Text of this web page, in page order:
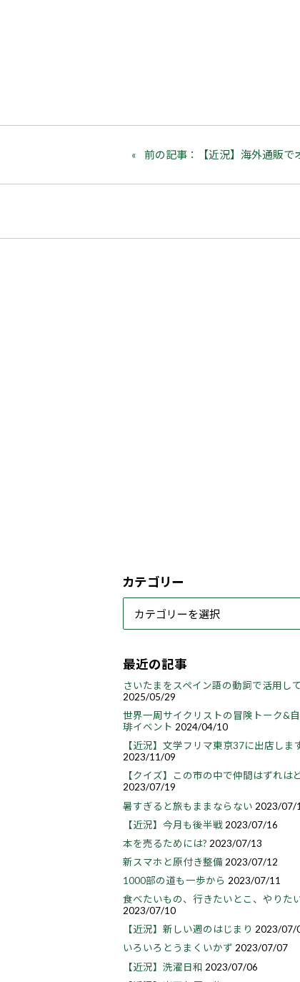
前の記事：【近況】海外通販で
カテゴリー
最近の記事
さいたまをスペイン語の動詞で活用し
2025/05/29
世界一周サイクリストの冒険トーク&
琲イベント 2024/04/10
【近況】文学フリマ東京37に出店しま
2023/11/09
【クイズ】この市の中で仲間はずれは
2023/07/19
暑すぎると旅もままならない 2023/07/
【近況】今月も後半戦 2023/07/16
本を売るためには? 2023/07/13
新スマホと原付き整備 2023/07/12
1000部の道も一歩から 2023/07/11
食べたいもの、行きたいとこ、やりた
2023/07/10
【近況】新しい週のはじまり 2023/07/
いろいろとうまくいかず 2023/07/07
【近況】洗濯日和 2023/07/06